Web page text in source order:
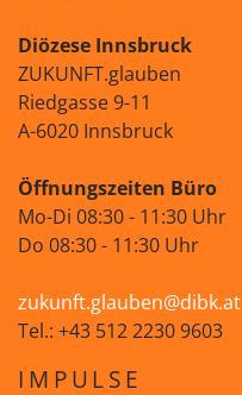
Diözese Innsbruck
ZUKUNFT.glauben
Riedgasse 9-11
A-6020 Innsbruck
Öffnungszeiten Büro
Mo-Di 08:30 - 11:30 Uhr
Do 08:30 - 11:30 Uhr
zukunft.glauben@dibk.at
Tel.: +43 512 2230 9603
IMPULSE